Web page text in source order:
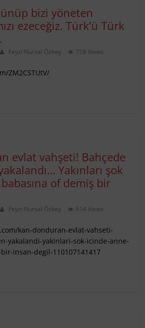
bizi yöneten
ezeceğiz. Türk’ü Türk
Feyzi Nursal Özbey 758 Views
ZM2CSTUtV/
evlat vahşeti! Bahçede
Yakınları şok
of demiş bir
Feyzi Nursal Özbey 614 Views
kan-donduran-evlat-vahseti-
yakalandi-yakinlari-sok-icinde-anne-
insan-degil-110107141417